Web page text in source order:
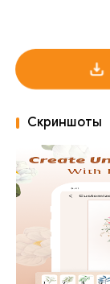
Скриншоты